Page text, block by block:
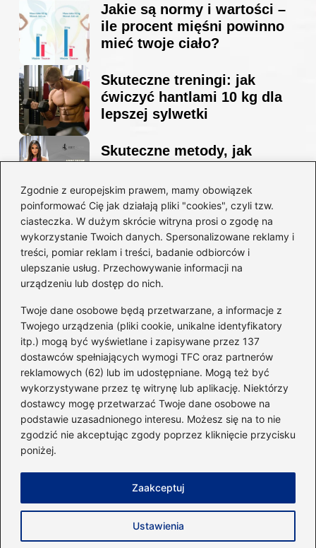
Zgodnie z europejskim prawem, mamy obowiązek
poinformować Cię jak działają pliki "cookies", czyli tzw.
ciasteczka. W dużym skrócie witryna prosi o zgodę na
wykorzystanie Twoich danych. Spersonalizowane reklamy i
treści, pomiar reklam i treści, badanie odbiorców i
ulepszanie usług. Przechowywanie informacji na
urządzeniu lub dostęp do nich.
Twoje dane osobowe będą przetwarzane, a informacje z
Twojego urządzenia (pliki cookie, unikalne identyfikatory
itp.) mogą być wyświetlane i zapisywane przez 137
dostawców spełniających wymogi TFC oraz partnerów
reklamowych (62) lub im udostępniane. Mogą też być
wykorzystywane przez tę witrynę lub aplikację. Niektórzy
dostawcy mogę przetwarzać Twoje dane osobowe na
podstawie uzasadnionego interesu. Możesz się na to nie
zgodzić nie akceptując zgody poprzez kliknięcie przycisku
poniżej.
Ustawienia
Zaakceptuj
Jakie są normy i wartości –
ile procent mięśni powinno
mieć twoje ciało?
Skuteczne treningi: jak
ćwiczyć hantlami 10 kg dla
lepszej sylwetki
Skuteczne metody, jak
schudnąć i wyrzeźbić
sylwetkę w zaledwie 90 dni
Idealny garnitur: jak dobrać
go do swojej sylwetki?
Kategorie
Dieta i kalorie(221)
Fitness(236)
Siłownia(101)
Sport(60)
Sprzęt i akcesoria(25)
Suplementy(38)
Zasady użytkowania
Napisz do nas